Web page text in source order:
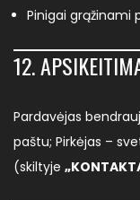
Pinigai grąžinami
12.
Pardavėjas
paštu; Pirkėjas –
(skiltyje